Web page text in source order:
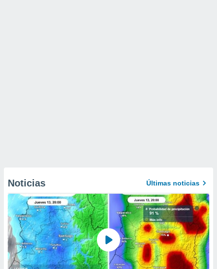
Noticias Últimas noticias